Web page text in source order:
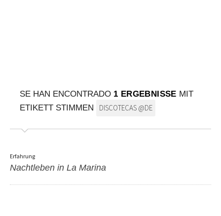
SE HAN ENCONTRADO 1 ERGEBNISSE MIT
ETIKETT STIMMEN
DISCOTECAS @DE
Erfahrung
Nachtleben in La Marina